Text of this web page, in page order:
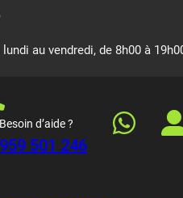
lundi au vendredi, de 8h00 à
Besoin d’aide ?
959 501 246